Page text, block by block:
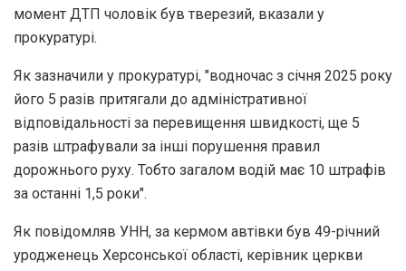
момент ДТП чоловік був тверезий, вказали у
прокуратурі.
Як зазначили у прокуратурі, "водночас з січня 2025 року
його 5 разів притягали до адміністративної
відповідальності за перевищення швидкості, ще 5
разів штрафували за інші порушення правил
дорожнього руху. Тобто загалом водій має 10 штрафів
за останні 1,5 роки".
Як повідомляв УНН, за кермом автівки був 49-річний
уродженець Херсонської області, керівник церкви